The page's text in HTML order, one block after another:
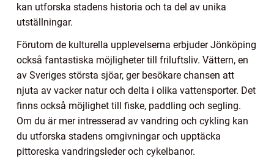
kan utforska stadens historia och ta del av unika
utställningar.
Förutom de kulturella upplevelserna erbjuder Jönköping
också fantastiska möjligheter till friluftsliv. Vättern, en
av Sveriges största sjöar, ger besökare chansen att
njuta av vacker natur och delta i olika vattensporter. Det
finns också möjlighet till fiske, paddling och segling.
Om du är mer intresserad av vandring och cykling kan
du utforska stadens omgivningar och upptäcka
pittoreska vandringsleder och cykelbanor.